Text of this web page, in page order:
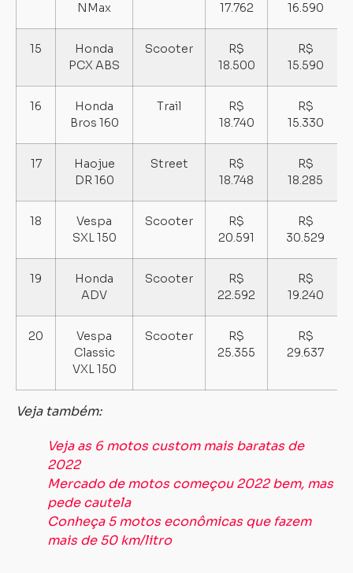
NMax
17.762
16.590
15
Honda
PCX ABS
Scooter
R$
18.500
R$
15.590
16
Honda
Bros 160
Trail
R$
18.740
R$
15.330
17
Haojue
DR 160
Street
R$
18.748
R$
18.285
18
Vespa
SXL 150
Scooter
R$
20.591
R$
30.529
19
Honda
ADV
Scooter
R$
22.592
R$
19.240
20
Vespa
Classic
VXL 150
Scooter
R$
25.355
R$
29.637
Veja também:
Veja as 6 motos custom mais baratas de
2022
Mercado de motos começou 2022 bem, mas
pede cautela
Conheça 5 motos econômicas que fazem
mais de 50 km/litro